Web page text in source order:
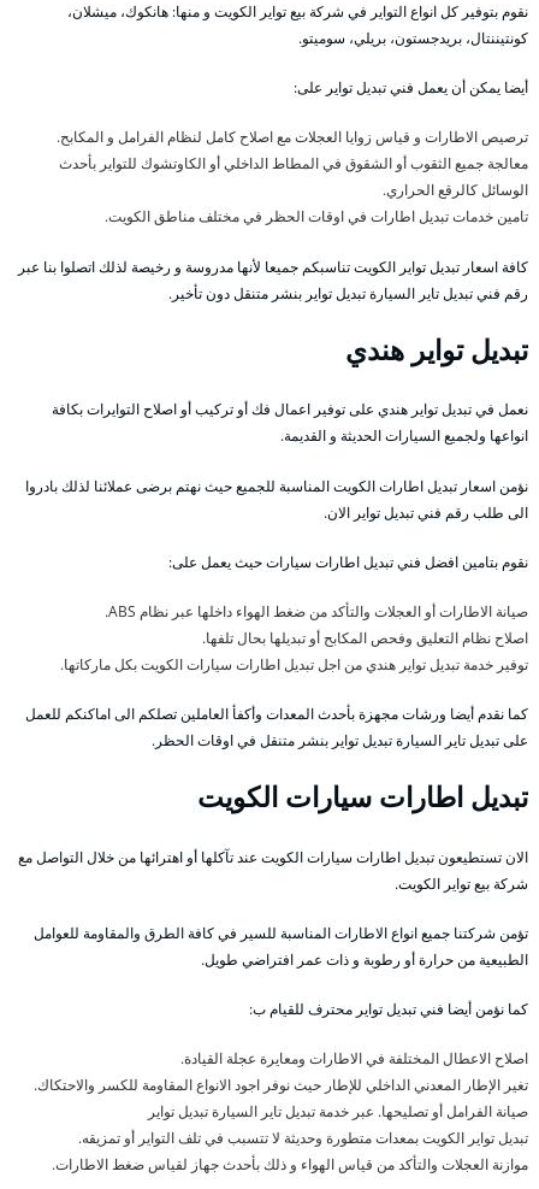
نقوم بتوفير كل انواع التواير في شركة بيع تواير الكويت و منها: هانكوك، ميشلان،
كونتيننتال، بريدجستون، بريلي، سوميتو.
أيضا يمكن أن يعمل فني تبديل تواير على:
ترصيص الاطارات و قياس زوايا العجلات مع اصلاح كامل لنظام الفرامل و المكابح.
معالجة جميع الثقوب أو الشقوق في المطاط الداخلي أو الكاوتشوك للتواير بأحدث
الوسائل كالرقع الحراري.
تامين خدمات تبديل اطارات في اوقات الحظر في مختلف مناطق الكويت.
كافة اسعار تبديل تواير الكويت تناسبكم جميعا لأنها مدروسة و رخيصة لذلك اتصلوا بنا عبر
رقم فني تبديل تاير السيارة تبديل تواير بنشر متنقل دون تأخير.
تبديل تواير هندي
نعمل في تبديل تواير هندي على توفير اعمال فك أو تركيب أو اصلاح التوايرات بكافة
انواعها ولجميع السيارات الحديثة و القديمة.
نؤمن اسعار تبديل اطارات الكويت المناسبة للجميع حيث نهتم برضى عملائنا لذلك بادروا
الى طلب رقم فني تبديل تواير الان.
نقوم بتامين افضل فني تبديل اطارات سيارات حيث يعمل على:
صيانة الاطارات أو العجلات والتأكد من ضغط الهواء داخلها عبر نظام ABS.
اصلاح نظام التعليق وفحص المكابح أو تبديلها بحال تلفها.
توفير خدمة تبديل تواير هندي من اجل تبديل اطارات سيارات الكويت بكل ماركاتها.
كما نقدم أيضا ورشات مجهزة بأحدث المعدات وأكفأ العاملين تصلكم الى اماكنكم للعمل
على تبديل تاير السيارة تبديل تواير بنشر متنقل في اوقات الحظر.
تبديل اطارات سيارات الكويت
الان تستطيعون تبديل اطارات سيارات الكويت عند تآكلها أو اهترائها من خلال التواصل مع
شركة بيع تواير الكويت.
تؤمن شركتنا جميع انواع الاطارات المناسبة للسير في كافة الطرق والمقاومة للعوامل
الطبيعية من حرارة أو رطوبة و ذات عمر افتراضي طويل.
كما نؤمن أيضا فني تبديل تواير محترف للقيام ب:
اصلاح الاعطال المختلفة في الاطارات ومعايرة عجلة القيادة.
تغير الإطار المعدني الداخلي للإطار حيث نوفر اجود الانواع المقاومة للكسر والاحتكاك.
صيانة الفرامل أو تصليحها. عبر خدمة تبديل تاير السيارة تبديل تواير
تبديل تواير الكويت بمعدات متطورة وحديثة لا تتسبب في تلف التواير أو تمزيقه.
موازنة العجلات والتأكد من قياس الهواء و ذلك بأحدث جهاز لقياس ضغط الاطارات.